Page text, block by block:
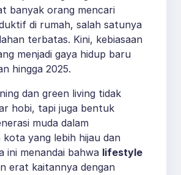
banyak orang mencari
di rumah, salah satunya
terbatas. Kini, kebiasaan
menjadi gaya hidup baru
hingga 2025.
dan green living tidak
hobi, tapi juga bentuk
muda dalam
kota yang lebih hijau dan
ini menandai bahwa lifestyle
erat kaitannya dengan